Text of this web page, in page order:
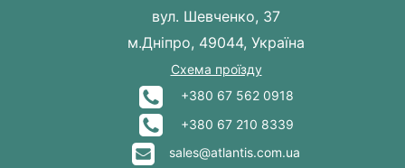
вул. Шевченко, 37
м.Дніпро, 49044, Україна
Схема проїзду
+380 67 562 0918
+380 67 210 8339
sales@atlantis.com.ua